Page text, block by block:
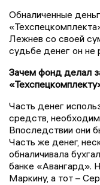
Обналиченные
Лежнев со своей
судьбе денег он не
Зачем фонд делал
Часть денег
средств,
Впоследствии они
Часть же денег,
обналичивала
банке «Авангард».
Маркину, а тот –